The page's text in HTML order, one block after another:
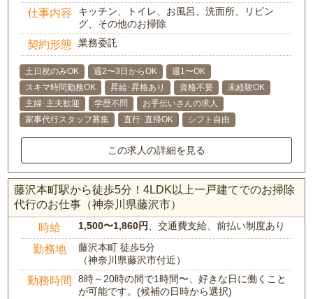
仕事内容
キッチン、トイレ、お風呂、洗面所、リビン
グ、その他のお掃除
契約形態 業務委託
土日祝のみOK 週2〜3日からOK
週1〜OK
スキマ時間勤務OK
昇給･昇格あり 資格不要
未経験OK
主婦･主夫歓迎
学歴不問
お手伝いさんの求人
家事代行スタッフ募集
直行･直帰OK シフト自由
この求人の詳細を見る
藤沢本町駅から徒歩5分！4LDK以上一戸建てでのお掃除
代行のお仕事（神奈川県藤沢市）
時給 1,500〜1,860円 、交通費支給、前払い制度あり
勤務地
藤沢本町 徒歩5分
（神奈川県藤沢市付近）
勤務時間
8時～20時の間で1時間〜、好きな日に働くこと
が可能です。(候補の日時から選択)